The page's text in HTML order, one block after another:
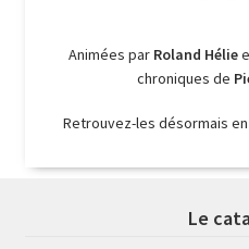
Animées par Roland Hélie
chroniques de
Retrouvez-les désormais
Le